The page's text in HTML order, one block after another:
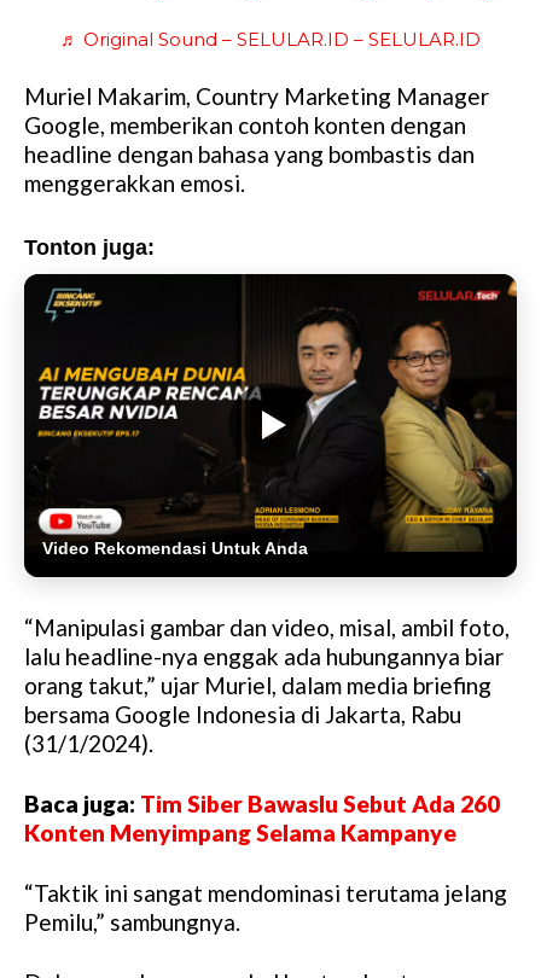
♬ Original Sound – SELULAR.ID – SELULAR.ID
Muriel Makarim, Country Marketing Manager
Google, memberikan contoh konten dengan
headline dengan bahasa yang bombastis dan
menggerakkan emosi.
Tonton juga:
Video Rekomendasi Untuk Anda
“Manipulasi gambar dan video, misal, ambil foto,
lalu headline-nya enggak ada hubungannya biar
orang takut,” ujar Muriel, dalam media briefing
bersama Google Indonesia di Jakarta, Rabu
(31/1/2024).
Baca juga: Tim Siber Bawaslu Sebut Ada 260
Konten Menyimpang Selama Kampanye
“Taktik ini sangat mendominasi terutama jelang
Pemilu,” sambungnya.